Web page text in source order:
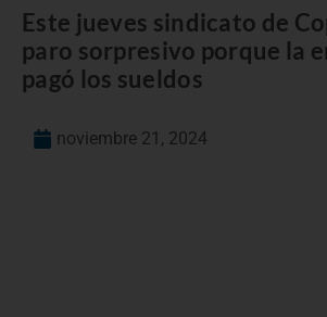
Este jueves sindicato de
paro sorpresivo porque la
pagó los sueldos
noviembre 21, 2024